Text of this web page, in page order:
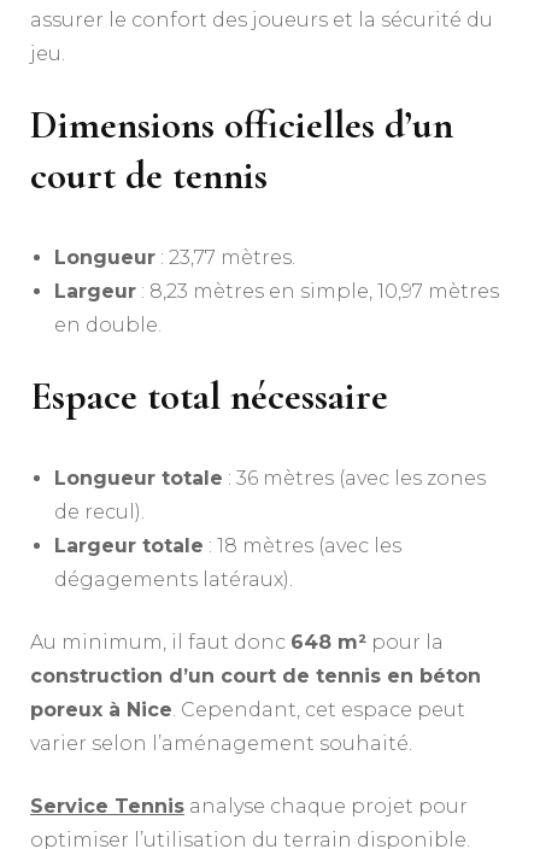
assurer le confort des joueurs et la sécurité du
jeu.
Dimensions officielles d’un
court de tennis
Longueur : 23,77 mètres.
Largeur : 8,23 mètres en simple, 10,97 mètres
en double.
Espace total nécessaire
Longueur totale : 36 mètres (avec les zones
de recul).
Largeur totale : 18 mètres (avec les
dégagements latéraux).
Au minimum, il faut donc 648 m² pour la
construction d’un court de tennis en béton
poreux à Nice. Cependant, cet espace peut
varier selon l’aménagement souhaité.
Service Tennis analyse chaque projet pour
optimiser l’utilisation du terrain disponible.